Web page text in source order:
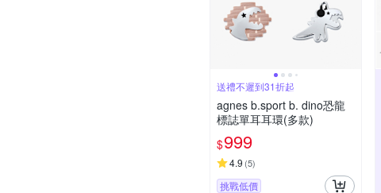
送禮不遲到31折起
agnes b.sport b. dino恐龍
標誌單耳耳環(多款)
$999
4.9 (5)
挑戰低價